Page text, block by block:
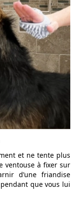
et ne tente plus
ventouse à fixer sur
d’une friandise
que vous lui